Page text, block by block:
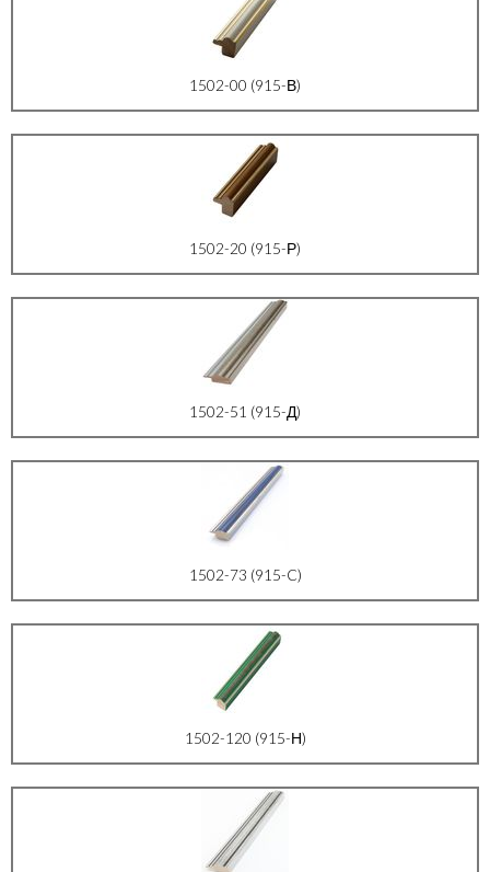
1502-00 (915-В)
1502-20 (915-Р)
1502-51 (915-Д)
1502-73 (915-C)
1502-120 (915-Н)